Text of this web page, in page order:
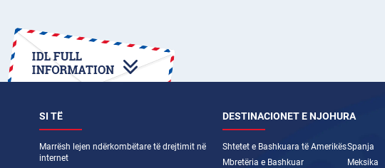
SI TË
Marrësh lejen ndërkombëtare të drejtimit në
internet
DESTINACIONET E NJOHURA
Shtetet e Bashkuara të Amerikës
Mbretëria e Bashkuar
Spanja
Meksika